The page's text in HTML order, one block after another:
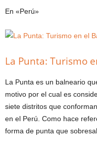
En «Perú»
La Punta: Turismo
La Punta es un balneario
motivo por el cual es
siete distritos que
en el Perú. Como hace
forma de punta que